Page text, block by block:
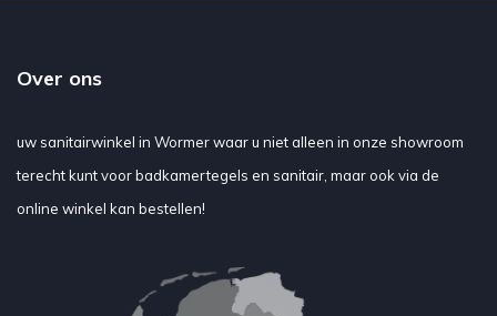
Over ons
uw sanitairwinkel in Wormer waar u niet alleen in onze showroom
terecht kunt voor badkamertegels en sanitair, maar ook via de
online winkel kan bestellen!